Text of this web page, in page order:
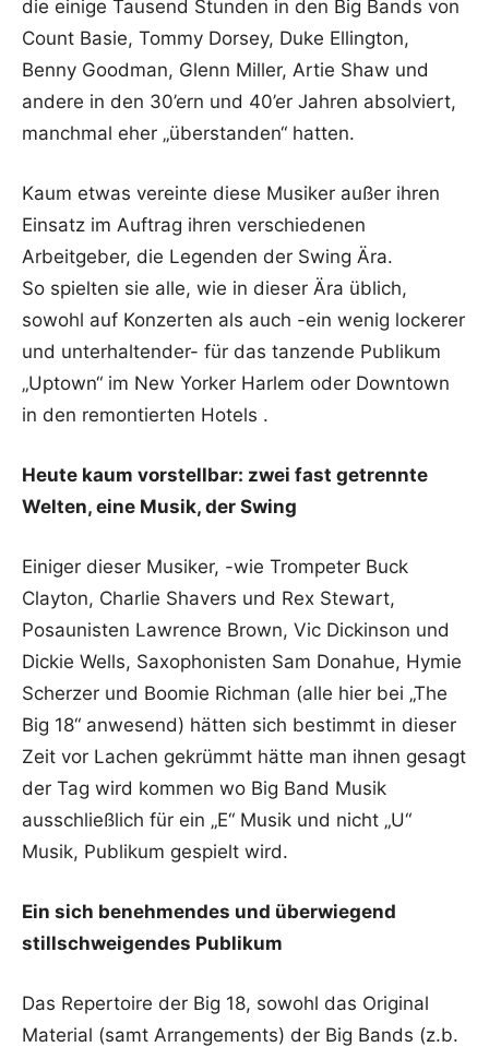
die einige Tausend Stunden in den Big Bands von
Count Basie, Tommy Dorsey, Duke Ellington,
Benny Goodman, Glenn Miller, Artie Shaw und
andere in den 30’ern und 40’er Jahren absolviert,
manchmal eher „überstanden“ hatten.
Kaum etwas vereinte diese Musiker außer ihren
Einsatz im Auftrag ihren verschiedenen
Arbeitgeber, die Legenden der Swing Ära.
So spielten sie alle, wie in dieser Ära üblich,
sowohl auf Konzerten als auch -ein wenig lockerer
und unterhaltender- für das tanzende Publikum
„Uptown“ im New Yorker Harlem oder Downtown
in den remontierten Hotels .
Heute kaum vorstellbar: zwei fast getrennte
Welten, eine Musik, der Swing
Einiger dieser Musiker, -wie Trompeter Buck
Clayton, Charlie Shavers und Rex Stewart,
Posaunisten Lawrence Brown, Vic Dickinson und
Dickie Wells, Saxophonisten Sam Donahue, Hymie
Scherzer und Boomie Richman (alle hier bei „The
Big 18“ anwesend) hätten sich bestimmt in dieser
Zeit vor Lachen gekrümmt hätte man ihnen gesagt
der Tag wird kommen wo Big Band Musik
ausschließlich für ein „E“ Musik und nicht „U“
Musik, Publikum gespielt wird.
Ein sich benehmendes und überwiegend
stillschweigendes Publikum
Das Repertoire der Big 18, sowohl das Original
Material (samt Arrangements) der Big Bands (z.b.